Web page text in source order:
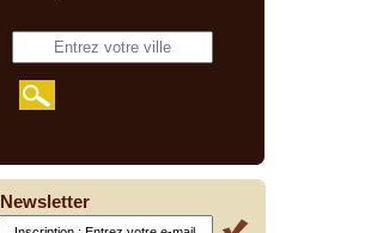
Newsletter